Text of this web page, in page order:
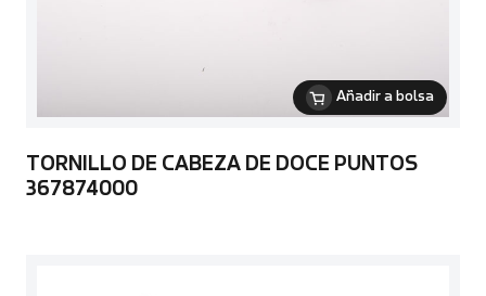
Añadir a bolsa
TORNILLO DE CABEZA DE DOCE PUNTOS
367874000